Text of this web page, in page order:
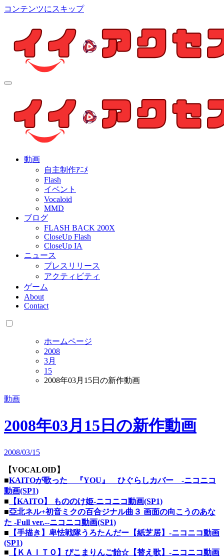
コンテンツにスキップ
個人制作アニメを中心とした動画紹介ブログ
動画
自主制作ｱﾆﾒ
Flash
イベント
Vocaloid
MMD
ブログ
FLASH BACK 200X
CloseUp Flash
CloseUp IA
ニュース
プレスリリース
アクティビティ
ゲーム
About
Contact
ホームページ
2008
3月
15
2008年03月15日の新作動画
動画
2008年03月15日の新作動画
2008/03/15
【VOCALOID】
■KAITOが歌った 『YOU』 ひぐらしカバー ‐ニコニコ
動画(SP1)
■ 【KAITO】 もののけ姫‐ニコニコ動画(SP1)
■亞北ネル+初音ミクの百合ジナル曲３ 画面の向こうのあな
た -Full ver.-‐ニコニコ動画(SP1)
■ 【手描き】卑怯戦隊うろたんだー【紙芝居】‐ニコニコ動画
(SP1)
■ 【ＫＡＩＴＯ】ぴこまりんご飴☆【替え歌】‐ニコニコ動画